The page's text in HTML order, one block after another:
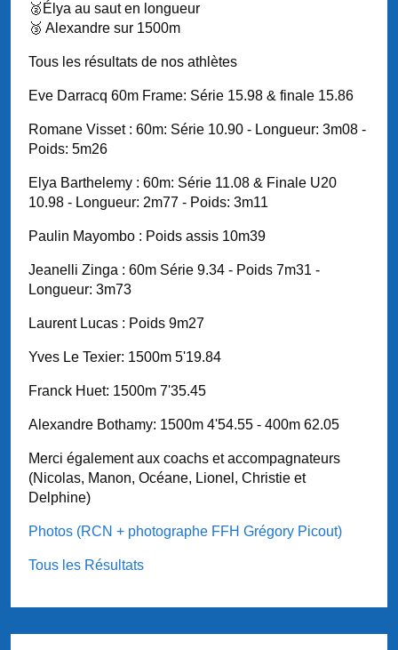
🥈Élya au saut en longueur
🥉 Alexandre sur 1500m
Tous les résultats de nos athlètes
Eve Darracq 60m Frame: Série 15.98 & finale 15.86
Romane Visset : 60m: Série 10.90 - Longueur: 3m08 -
Poids: 5m26
Elya Barthelemy : 60m: Série 11.08 & Finale U20
10.98 - Longueur: 2m77 - Poids: 3m11
Paulin Mayombo : Poids assis 10m39
Jeanelli Zinga : 60m Série 9.34 - Poids 7m31 -
Longueur: 3m73
Laurent Lucas : Poids 9m27
Yves Le Texier: 1500m 5'19.84
Franck Huet: 1500m 7'35.45
Alexandre Bothamy: 1500m 4'54.55 - 400m 62.05
Merci également aux coachs et accompagnateurs
(Nicolas, Manon, Océane, Lionel, Christie et
Delphine)
Photos (RCN + photographe FFH Grégory Picout)
Tous les Résultats